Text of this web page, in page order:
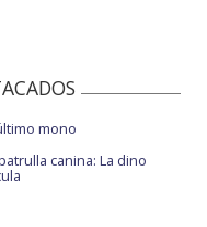
mono
canina: La dino